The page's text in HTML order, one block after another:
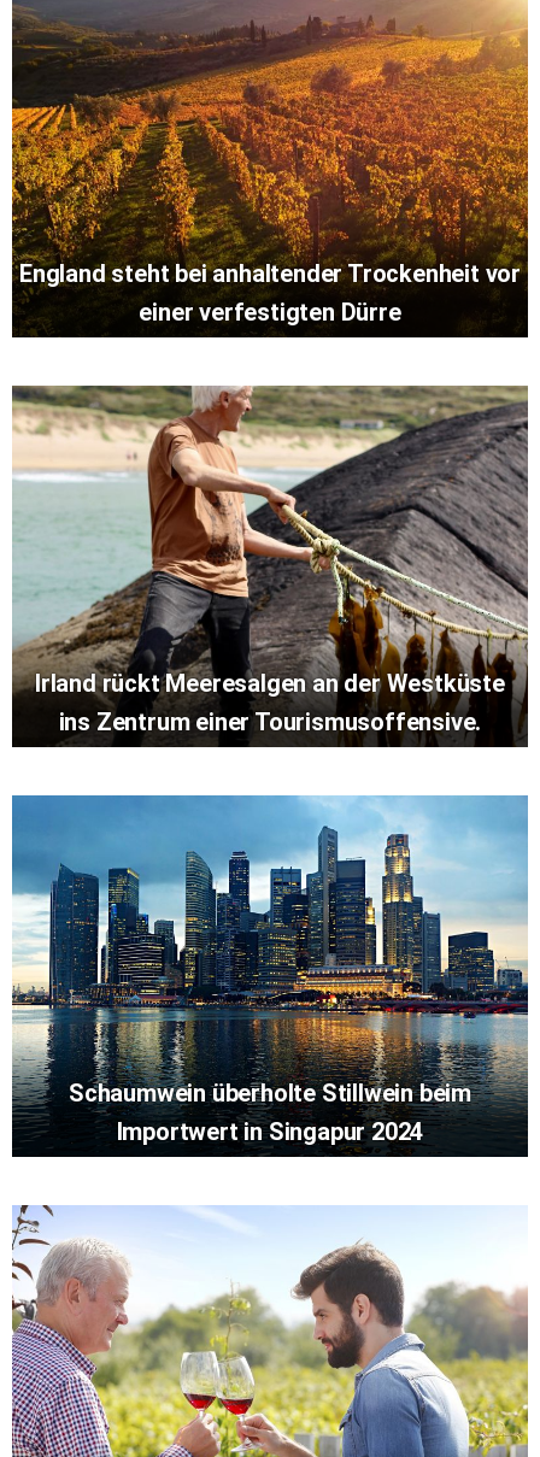
England steht bei anhaltender Trockenheit vor
einer verfestigten Dürre
Irland rückt Meeresalgen an der Westküste
ins Zentrum einer Tourismusoffensive.
Schaumwein überholte Stillwein beim
Importwert in Singapur 2024